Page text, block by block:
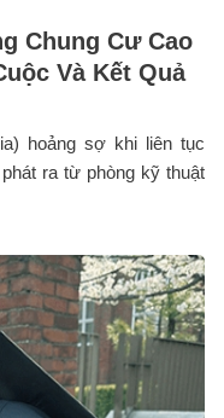
Chung Cư Cao
Và Kết Quả
hoảng sợ khi liên tục
ra từ phòng kỹ thuật